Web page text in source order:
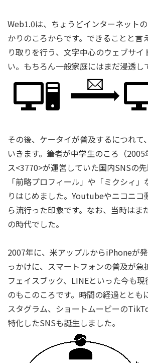
Web1.0は、ちょうどインターネット
かりのころからです。できることと言
り取りを行う、文字中心のウェブサイ
い。もちろん一般家庭にはまだ浸透し
その後、ケータイが普及するにつれて
いきます。筆者が中学生のころ（
ス<3770>が運営していた国内SNSの
「前略プロフィール」や「ミクシィ
りはじめました。Youtubeやニコニコ
ら流行った印象です。なお、当時はま
の時代でした。
2007年に、米アップルからiPhoneが
っかけに、スマートフォンの普及が急
フェイスブック、LINEといった今も
のもこのころです。時間の経過ととも
スタグラム、ショートムービーの
特化したSNSも誕生しました。